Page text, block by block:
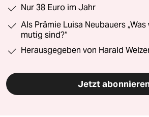
Nur 38 Euro im Jahr
Als Prämie Luisa Neubauers
mutig sind?“
Herausgegeben von Harald
Jetzt abonnieren